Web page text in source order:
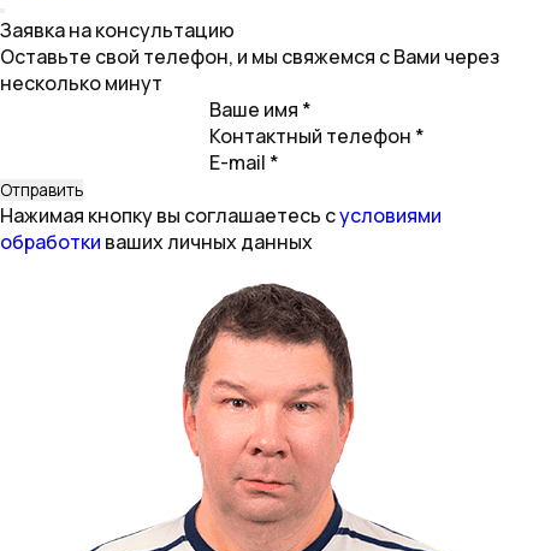
Заявка на консультацию
Оставьте свой телефон, и мы свяжемся с Вами через
несколько минут
Ваше имя *
Контактный телефон *
E-mail *
Нажимая кнопку вы соглашаетесь сусловиями
обработки ваших личных данных